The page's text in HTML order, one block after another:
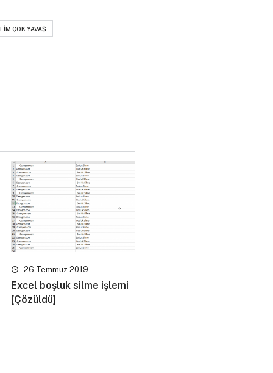
ÇOK YAVAŞ
26 Temmuz 2019
Excel boşluk silme işlemi
[Çözüldü]